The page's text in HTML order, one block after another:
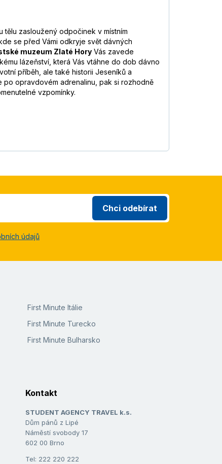
tělu zasloužený odpočinek v místním
kde se před Vámi odkryje svět dávných
muzeum Zlaté Hory Vás zavede
lázeňství, která Vás vtáhne do dob dávno
příběh, ale také historii Jeseníků a
po opravdovém adrenalinu, pak si rozhodně
vzpomínky.
Chci odebírat
údajů
First Minute Itálie
First Minute Turecko
First Minute Bulharsko
Kontakt
STUDENT AGENCY TRAVEL k.s.
Dům pánů z Lipé
Náměstí svobody 17
602 00 Brno
Tel: 222 220 222